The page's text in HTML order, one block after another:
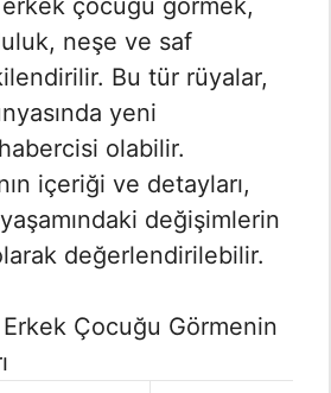
çocuğu görmek,
neşe ve saf
Bu tür rüyalar,
yeni
olabilir.
içeriği ve detayları,
değişimlerin
değerlendirilebilir.
Çocuğu Görmenin